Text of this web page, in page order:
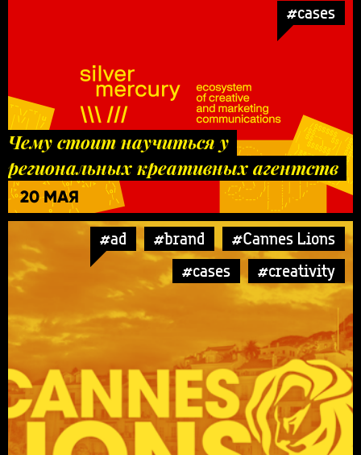
#cases
Чему стоит научиться у
региональных креативных агентств
20 МАЯ
#ad #brand
#Cannes Lions
#cases
#creativity